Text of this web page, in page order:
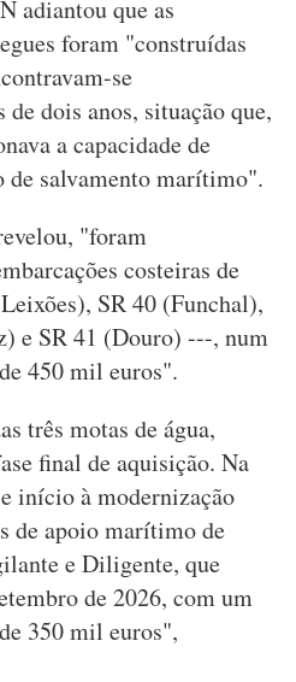
adiantou que as
foram "construídas
se
dois anos, situação que,
a capacidade de
de salvamento marítimo".
"foram
costeiras de
SR 40 (Funchal),
e SR 41 (Douro) ---, num
450 mil euros".
três motas de água,
final de aquisição. Na
início à modernização
de apoio marítimo de
e Diligente, que
de 2026, com um
350 mil euros",